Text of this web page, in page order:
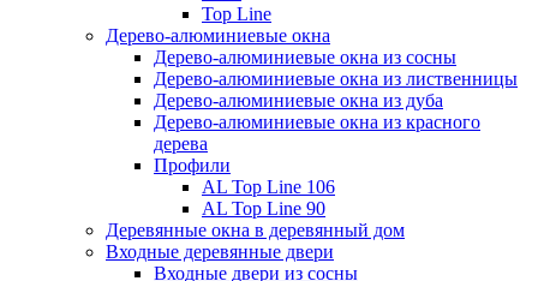
Top Line
Дерево-алюминиевые окна
Дерево-алюминиевые окна из сосны
Дерево-алюминиевые окна из лиственницы
Дерево-алюминиевые окна из дуба
Дерево-алюминиевые окна из красного
дерева
Профили
AL Top Line 106
AL Top Line 90
Деревянные окна в деревянный дом
Входные деревянные двери
Входные двери из сосны